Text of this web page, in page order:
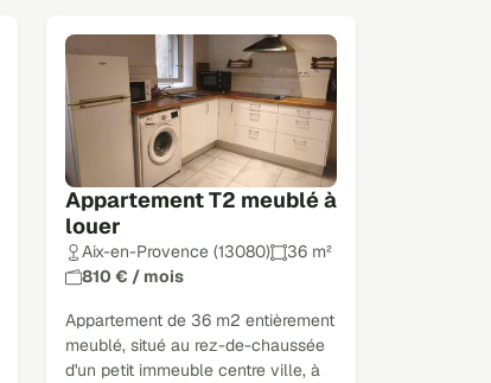
Appartement T2 meublé à
louer
Aix-en-Provence (13080)
36 m²
810 € / mois
Appartement de 36 m2 entièrement
meublé, situé au rez-de-chaussée
d'un petit immeuble centre ville, à